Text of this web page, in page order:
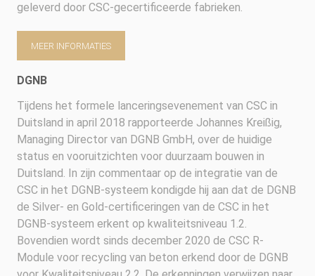
geleverd door CSC-gecertificeerde fabrieken.
MEER INFORMATIES
DGNB
Tijdens het formele lanceringsevenement van CSC in
Duitsland in april 2018 rapporteerde Johannes Kreißig,
Managing Director van DGNB GmbH, over de huidige
status en vooruitzichten voor duurzaam bouwen in
Duitsland. In zijn commentaar op de integratie van de
CSC in het DGNB-systeem kondigde hij aan dat de DGNB
de Silver- en Gold-certificeringen van de CSC in het
DGNB-systeem erkent op kwaliteitsniveau 1.2.
Bovendien wordt sinds december 2020 de CSC R-
Module voor recycling van beton erkend door de DGNB